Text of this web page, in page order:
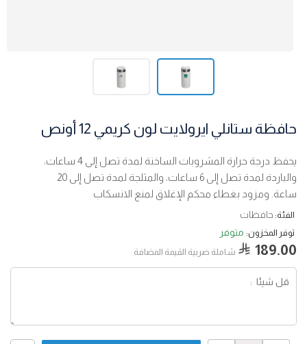
حافظة ستانلي ايرولايت لون كريمي 12 أونص
يحفظ درجة حرارة المشروبات الساخنة لمدة تصل إلى 4 ساعات،
والباردة لمدة تصل إلى 6 ساعات، والمثلجة لمدة تصل إلى 20
ساعة. ومزود بغطاء محكم الإغلاق لمنع الانسكاب
الفئة: حافظات
توفر المخزون: متوفر
189.00 شاملة ضربية القيمة المضافة